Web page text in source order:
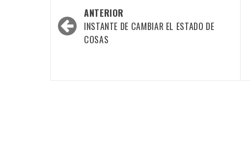
Navegación
por
ANTERIOR
INSTANTE DE CAMBIAR EL ESTADO DE
COSAS